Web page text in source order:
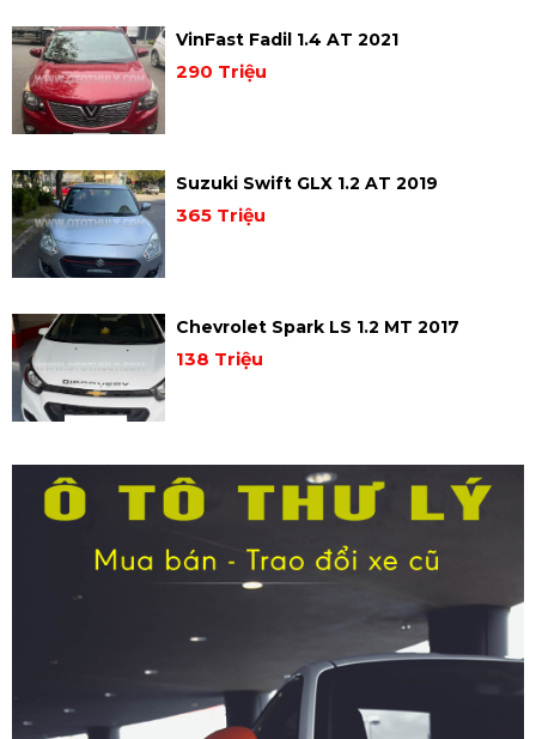
VinFast Fadil 1.4 AT 2021
290 Triệu
Suzuki Swift GLX 1.2 AT 2019
365 Triệu
Chevrolet Spark LS 1.2 MT 2017
138 Triệu